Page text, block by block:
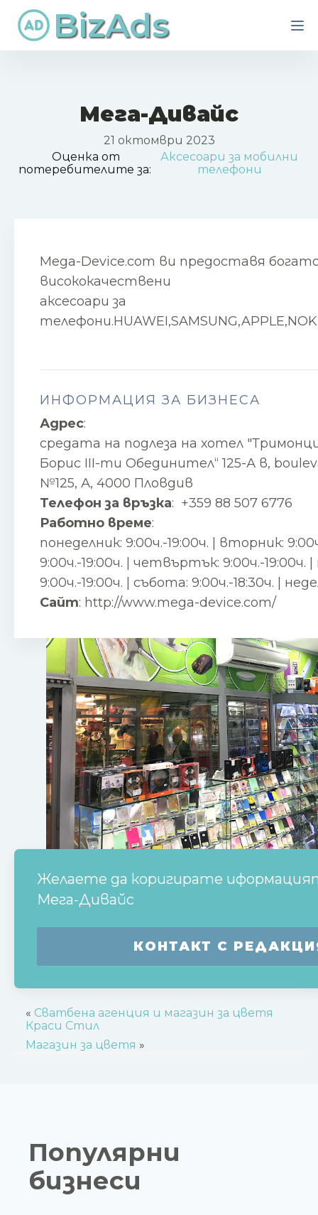
BizAds
Мега-Дивайс
21 октомври 2023
Оценка от
потеребителите за:
Аксесоари за мобилни
телефони
Mega-Device.com ви предоставя
висококачествени
аксесоари за
ИНФОРМАЦИЯ ЗА БИЗНЕСА
Адрес:
средата на подлеза на хотел
Борис III-ти Обединител“ 125-А в,
№125, А, 4000 Пловдив
Телефон за връзка: +359 88 507 6776
Работно време:
понеделник: 9:00ч.-19:00ч. | вторник:
9:00ч.-19:00ч. | четвъртък: 9:00ч.-19:00ч.
9:00ч.-19:00ч. | събота: 9:00ч.-18:30ч. |
Сайт: http://www.mega-device.com/
Желаете да коригирате
Мега-Дивайс
КОНТАКТ С
« Сватбена агенция и магазин за цветя
Краси Стил
Магазин за цветя »
Популярни
бизнеси